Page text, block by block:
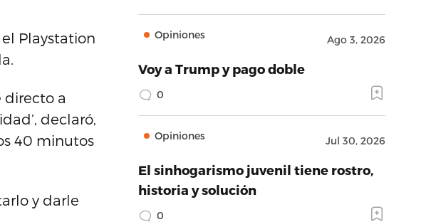
Playstation
directo a
declaró,
40 minutos
y darle
Opiniones Ago 3, 2026
Voy a Trump y pago doble
0
Opiniones Jul 30, 2026
El sinhogarismo juvenil tiene rostro,
historia y solución
0